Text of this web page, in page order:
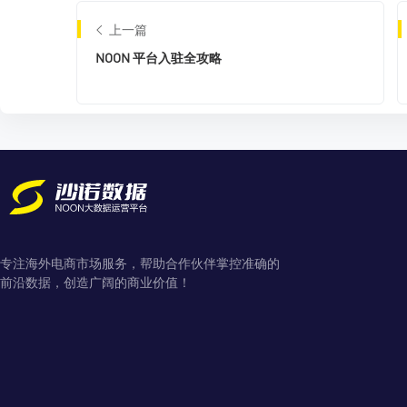
上一篇
NOON 平台入驻全攻略
专注海外电商市场服务，帮助合作伙伴掌控准确的
前沿数据，创造广阔的商业价值！